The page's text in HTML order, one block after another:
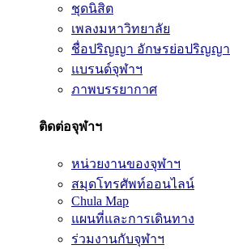
ชุดนิสิต
เพลงมหาวิทยาลัย
ชื่อปริญญา อักษรย่อปริญญา
แบรนด์จุฬาฯ
ภาพบรรยากาศ
ติดต่อจุฬาฯ
หน่วยงานของจุฬาฯ
สมุดโทรศัพท์ออนไลน์
Chula Map
แผนที่และการเดินทาง
ร่วมงานกับจุฬาฯ